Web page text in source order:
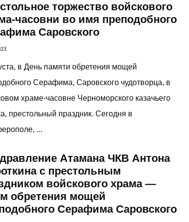
торжество войскового
часовни во имя преподобного
Саровского
в День памяти обретения мощей
Серафима, Саровского чудотворца, в
храме-часовне Черноморского казачьего
престольный праздник. Сегодня в
...
Атамана ЧКВ Антона
с престольным
войскового храма —
обретения мощей
Серафима Саровского